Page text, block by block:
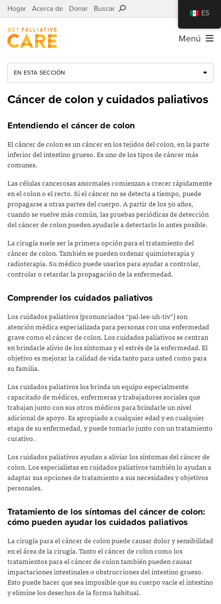
Hogar Acerca de Donar Buscar
Menú
EN ESTA SECCIÓN
Cáncer de colon y cuidados paliativos
Entendiendo el cáncer de colon
El cáncer de colon es un cáncer en los tejidos del colon, en la parte
inferior del intestino grueso. Es uno de los tipos de cáncer más
comunes.
Las células cancerosas anormales comienzan a crecer rápidamente
en el colon o el recto. Si el cáncer no se detecta a tiempo, puede
propagarse a otras partes del cuerpo. A partir de los 50 años,
cuando se vuelve más común, las pruebas periódicas de detección
del cáncer de colon pueden ayudarle a detectarlo lo antes posible.
La cirugía suele ser la primera opción para el tratamiento del
cáncer de colon. También se pueden ordenar quimioterapia y
radioterapia. Su médico puede usarlos para ayudar a controlar,
controlar o retardar la propagación de la enfermedad.
Comprender los cuidados paliativos
Los cuidados paliativos (pronunciados “pal-lee-uh-tiv”) son
atención médica especializada para personas con una enfermedad
grave como el cáncer de colon. Los cuidados paliativos se centran
en brindarle alivio de los síntomas y el estrés de la enfermedad. El
objetivo es mejorar la calidad de vida tanto para usted como para
su familia.
Los cuidados paliativos los brinda un equipo especialmente
capacitado de médicos, enfermeras y trabajadores sociales que
trabajan junto con sus otros médicos para brindarle un nivel
adicional de apoyo. Es apropiado a cualquier edad y en cualquier
etapa de su enfermedad, y puede tomarlo junto con un tratamiento
curativo.
Los cuidados paliativos ayudan a aliviar los síntomas del cáncer de
colon. Los especialistas en cuidados paliativos también lo ayudan a
adaptar sus opciones de tratamiento a sus necesidades y objetivos
personales.
Tratamiento de los síntomas del cáncer de colon:
cómo pueden ayudar los cuidados paliativos
La cirugía para el cáncer de colon puede causar dolor y sensibilidad
en el área de la cirugía. Tanto el cáncer de colon como los
tratamientos para el cáncer de colon también pueden causar
impactaciones intestinales o obstrucciones del intestino grueso.
Esto puede hacer que sea imposible que su cuerpo vacíe el intestino
y elimine los desechos de la forma habitual.
ES